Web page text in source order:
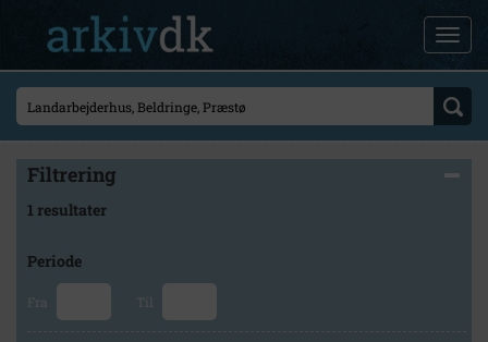
Filtrering
1 resultater
Periode
Fra Til